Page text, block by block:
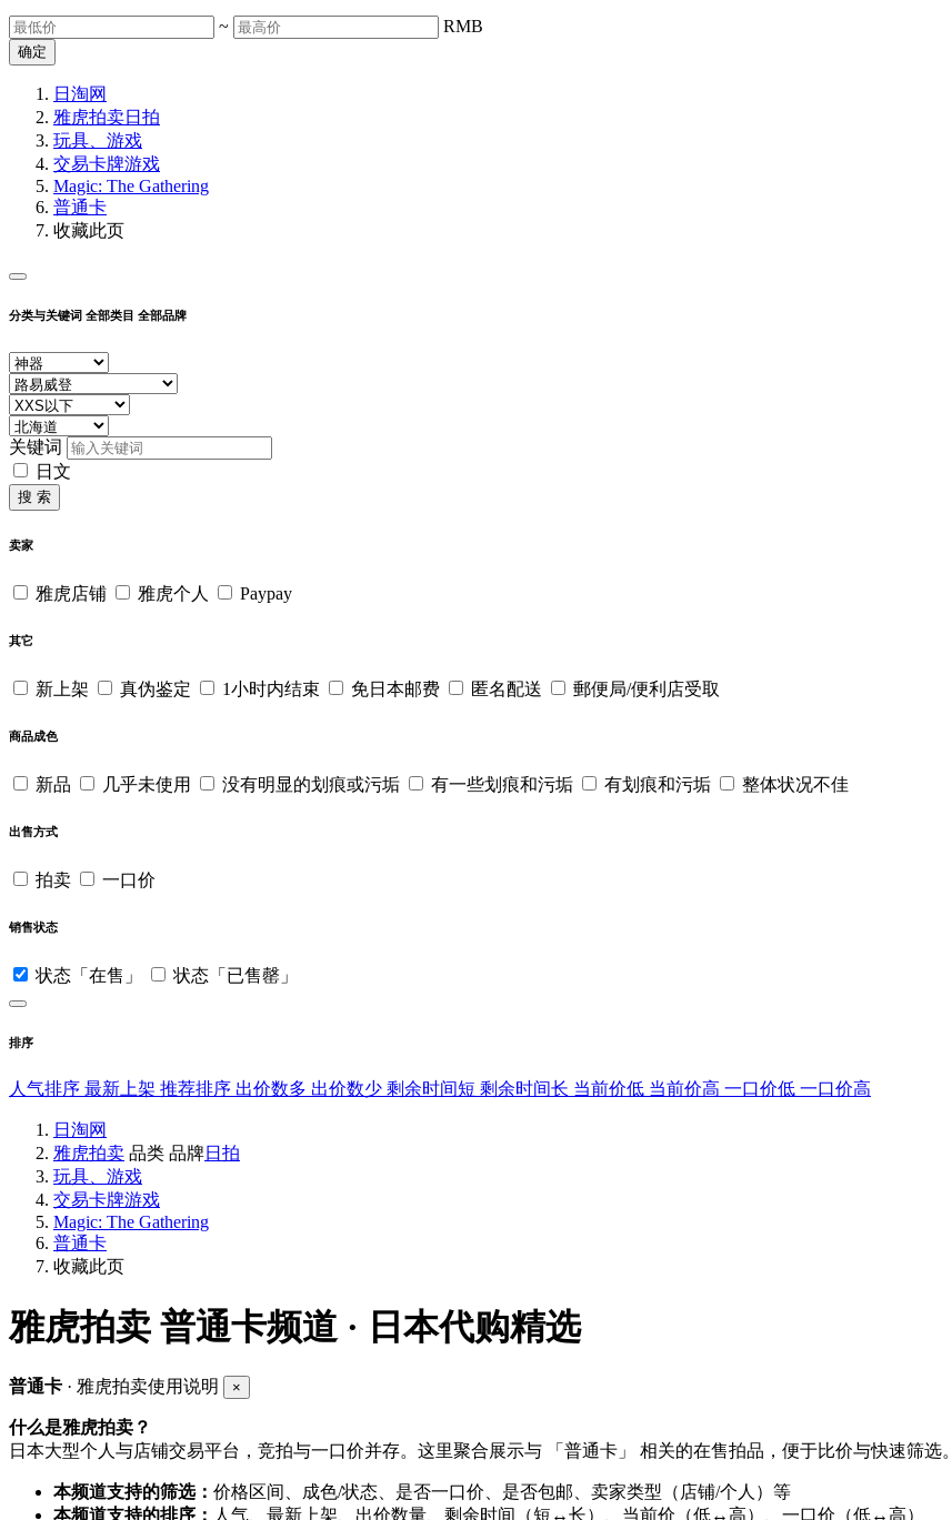
~ RMB
确定
日淘网
雅虎拍卖日拍
玩具、游戏
交易卡牌游戏
Magic: The Gathering
普通卡
收藏此页
分类与关键词 全部类目 全部品牌
关键词
日文
搜 索
卖家
雅虎店铺 雅虎个人 Paypay
其它
新上架 真伪鉴定 1小时内结束 免日本邮费 匿名配送 郵便局/便利店受取
商品成色
新品 几乎未使用 没有明显的划痕或污垢 有一些划痕和污垢 有划痕和污垢 整体状况不佳
出售方式
拍卖 一口价
销售状态
状态「在售」 状态「已售罄」
排序
人气排序 最新上架 推荐排序 出价数多 出价数少 剩余时间短 剩余时间长 当前价低 当前价高 一口价低 一口价高
日淘网
雅虎拍卖 品类 品牌日拍
玩具、游戏
交易卡牌游戏
Magic: The Gathering
普通卡
收藏此页
雅虎拍卖 普通卡频道 · 日本代购精选
普通卡 · 雅虎拍卖使用说明 ×
什么是雅虎拍卖？
日本大型个人与店铺交易平台，竞拍与一口价并存。这里聚合展示与 「普通卡」 相关的在售拍品，便于比价与快速筛选。
本频道支持的筛选： 价格区间、成色/状态、是否一口价、是否包邮、卖家类型（店铺/个人）等
本频道支持的排序： 人气、最新上架、出价数量、剩余时间（短↔长）、当前价（低↔高）、一口价（低↔高）